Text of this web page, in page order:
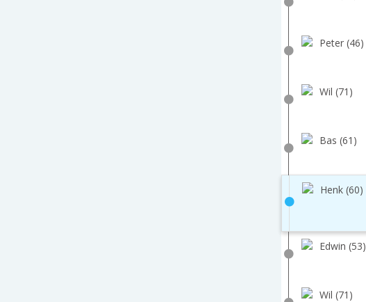
Peter (46)
Wil (71)
Bas (61)
Henk (60)
Edwin (53)
Wil (71)